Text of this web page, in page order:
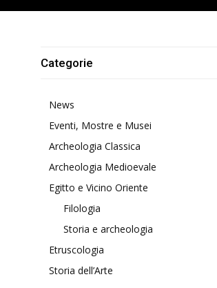
Categorie
News
Eventi, Mostre e Musei
Archeologia Classica
Archeologia Medioevale
Egitto e Vicino Oriente
Filologia
Storia e archeologia
Etruscologia
Storia dell’Arte